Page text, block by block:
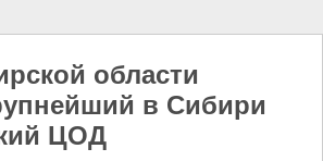
области
в Сибири
ЦОД